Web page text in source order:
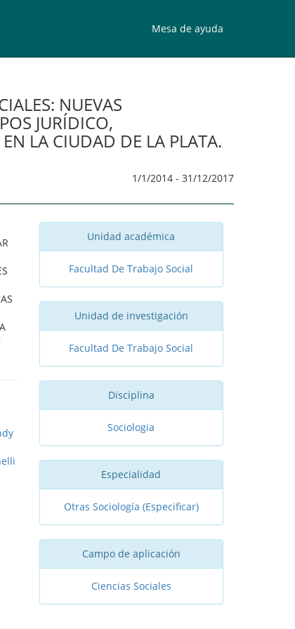
Mesa de ayuda
NUEVAS
JURÍDICO,
LA CIUDAD DE LA PLATA.
1/1/2014 - 31/12/2017
Unidad académica
Facultad De Trabajo Social
Unidad de investigación
Facultad De Trabajo Social
Disciplina
Sociologia
Especialidad
Otras Sociología (Especificar)
Campo de aplicación
Ciencias Sociales